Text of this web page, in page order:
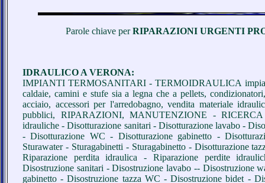
Parole chiave perRIPARAZIONI URGENTI
IDRAULICO A VERONA:
IMPIANTI TERMOSANITARI - TERMOIDRAULICA
caldaie, camini e stufe sia a legna che a pellets,
acciaio, accessori per l'arredobagno, vendita materiale
pubblici, RIPARAZIONI, MANUTENZIONE -
idrauliche - Disotturazione sanitari - Disotturazione lavabo -
- Disotturazione WC - Disotturazione gabinetto -
Sturawater - Sturagabinetti - Sturagabinetto - Disotturazione
Riparazione perdita idraulica - Riparazione perdite
Disostruzione sanitari - Disostruzione lavabo -- Disostruzione
gabinetto - Disostruzione tazza WC - Disostruzione bidet -